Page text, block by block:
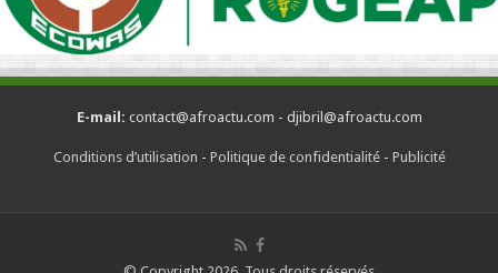
E-mail: contact@afroactu.com - djibril@afroactu.com
Conditions d’utilisation - Politique de confidentialité- Publicité